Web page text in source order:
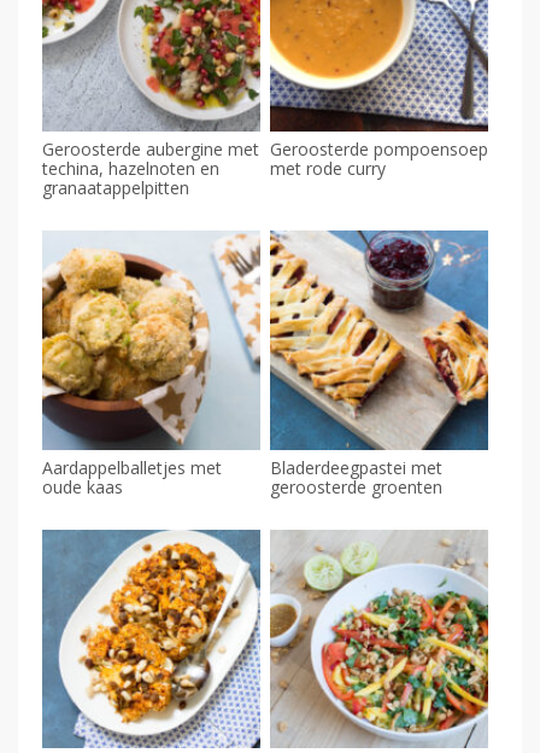
Geroosterde aubergine met
techina, hazelnoten en
granaatappelpitten
Geroosterde pompoensoep
met rode curry
Aardappelballetjes met
oude kaas
Bladerdeegpastei met
geroosterde groenten